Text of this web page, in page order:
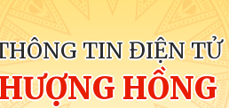
TIN ĐIỆN TỬ
HỒNG